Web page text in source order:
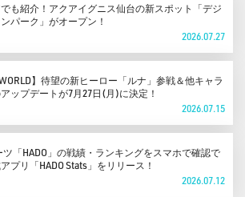
でも紹介！アクアイグニス仙台の新スポット「デジ
パーク」がオープン！
2026.07.27
WORLD】待望の新ヒーロー「ルナ」参戦＆他キャラ
ップデートが7月27日(月)に決定！
2026.07.15
ツ「HADO」の戦績・ランキングをスマホで確認で
プリ「HADO Stats」をリリース！
2026.07.12